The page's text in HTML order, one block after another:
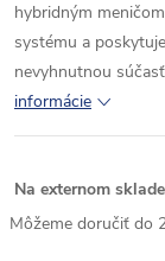
hybridným
systému a
nevyhnutnou
informácie
Na externom sklade